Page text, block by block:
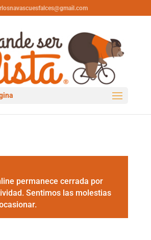
permanece cerrada por
Sentimos las molestias